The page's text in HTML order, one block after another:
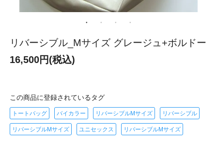
リバーシブル_Mサイズ グレージュ+ボルドー
16,500円(税込)
この商品に登録されているタグ
トートバッグ バイカラー リバーシブルMサイズ リバーシブル
リバーシブルMサイズ ユニセックス リバーシブルMサイズ